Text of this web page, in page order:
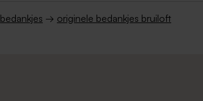
bedankjes → originele bedankjes bruiloft